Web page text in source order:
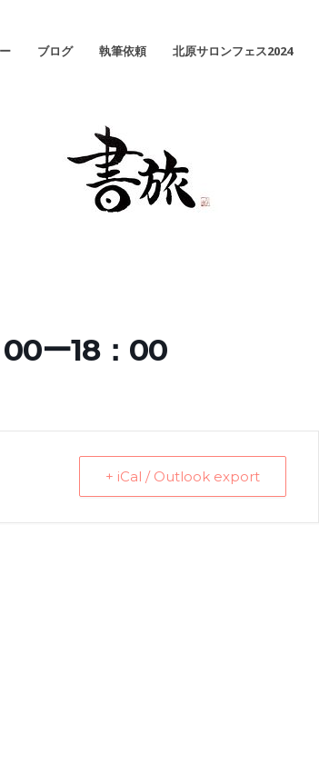
ブログ 執筆依頼 北原サロンフェス2024
00ー18：00
+ iCal / Outlook export